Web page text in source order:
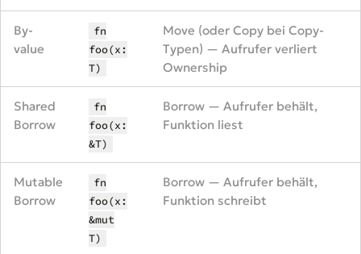
By-
value
fn
foo(x:
T)
Move (oder Copy bei Copy-
Typen) — Aufrufer verliert
Ownership
Shared
Borrow
fn
foo(x:
&T)
Borrow — Aufrufer behält,
Funktion liest
Mutable
Borrow
fn
foo(x:
&mut
T)
Borrow — Aufrufer behält,
Funktion schreibt